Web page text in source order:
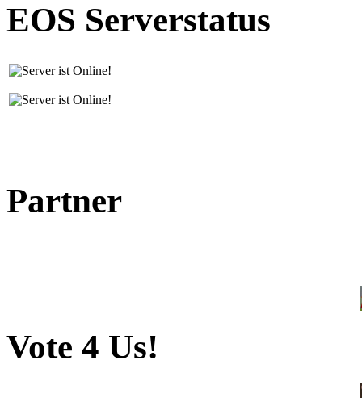
EOS Serverstatus
Partner
Vote 4 Us!